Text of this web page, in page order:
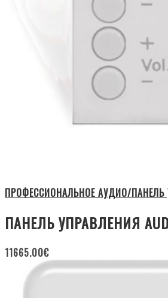
ПРОФЕССИОНАЛЬНОЕ АУДИО/ПАНЕЛЬ
ПАНЕЛЬ УПРАВЛЕНИЯ
11665.00€